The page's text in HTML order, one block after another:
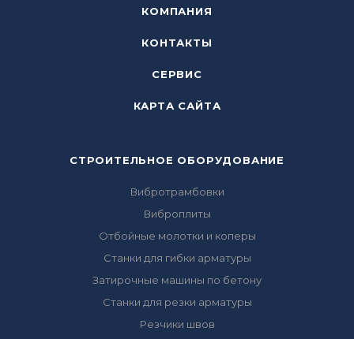
КОМПАНИЯ
КОНТАКТЫ
СЕРВИС
КАРТА САЙТА
СТРОИТЕЛЬНОЕ ОБОРУДОВАНИЕ
Вибротрамбовки
Виброплиты
Отбойные молотки и коперы
Станки для гибки арматуры
Затирочные машины по бетону
Станки для резки арматуры
Резчики швов